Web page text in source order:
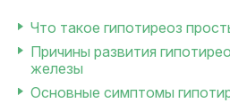
Что такое гипотиреоз
Причины развития
железы
Основные симптомы